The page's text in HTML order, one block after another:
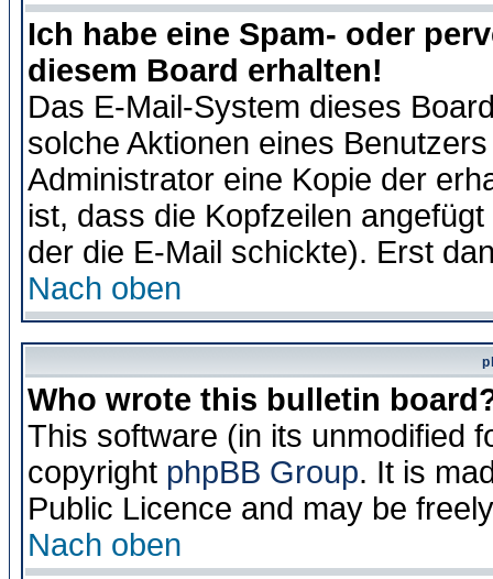
Ich habe eine Spam- oder
diesem Board erhalten!
Das E-Mail-System dieses
solche Aktionen eines
Administrator eine Kopie der
ist, dass die Kopfzeilen
der die E-Mail schickte). Erst
Nach oben
Who wrote this bulletin
This software (in its unmodified
copyright phpBB Group. It is
Public Licence and may be
Nach oben